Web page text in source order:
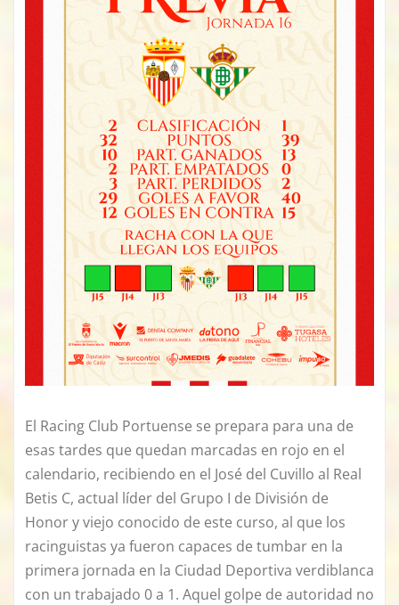
El Racing Club Portuense se prepara para una de
esas tardes que quedan marcadas en rojo en el
calendario, recibiendo en el José del Cuvillo al Real
Betis C, actual líder del Grupo I de División de
Honor y viejo conocido de este curso, al que los
racinguistas ya fueron capaces de tumbar en la
primera jornada en la Ciudad Deportiva verdiblanca
con un trabajado 0 a 1. Aquel golpe de autoridad no